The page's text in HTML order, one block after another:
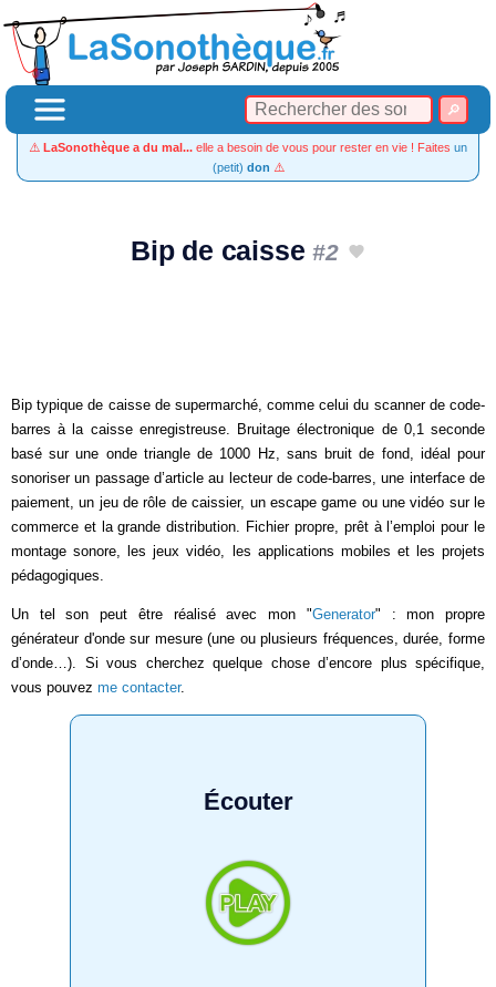
⚠️ LaSonothèque a du mal... elle a besoin de vous pour rester en vie ! Faites un
(petit) don ⚠️
Bip de caisse#2
Bip typique de caisse de supermarché, comme celui du scanner de code-
barres à la caisse enregistreuse. Bruitage électronique de 0,1 seconde
basé sur une onde triangle de 1000 Hz, sans bruit de fond, idéal pour
sonoriser un passage d’article au lecteur de code-barres, une interface de
paiement, un jeu de rôle de caissier, un escape game ou une vidéo sur le
commerce et la grande distribution. Fichier propre, prêt à l’emploi pour le
montage sonore, les jeux vidéo, les applications mobiles et les projets
pédagogiques.
Un tel son peut être réalisé avec mon "Generator" : mon propre
générateur d'onde sur mesure (une ou plusieurs fréquences, durée, forme
d’onde…). Si vous cherchez quelque chose d’encore plus spécifique,
vous pouvez me contacter.
Écouter